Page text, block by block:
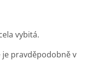
vybitá.
je pravděpodobně v